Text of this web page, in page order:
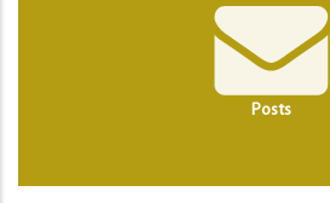
Posts